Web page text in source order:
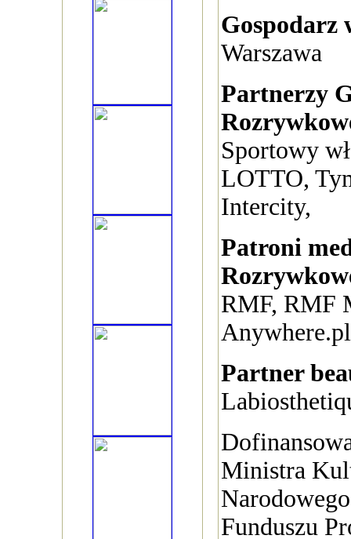
Gospodarz
Warszawa
Partnerzy
Sportowy
LOTTO,
Intercity,
Patroni
RMF, RMF
Partner
Ministra
Funduszu